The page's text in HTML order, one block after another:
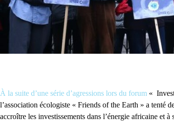
À la suite d’une série d’agressions lors du forum «
l’association écologiste « Friends of the Earth » a tenté
accroître les investissements dans l’énergie africaine et